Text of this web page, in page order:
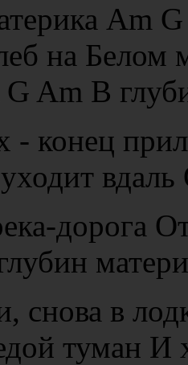
Am
на Белом
Am В
- конец
дорога
снова в
туман И